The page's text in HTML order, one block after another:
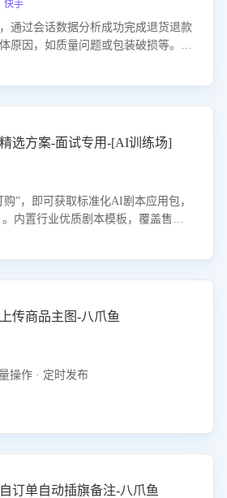
手
通过会话数据分析成功完成退货退款
原因，如质量问题或包装破损等。结
售后效率。
选方案-面试专用-[AI训练场]
”，即可获取标准化AI剧本应用包，
内置行业优质剧本模板，覆盖售前
快速启动智能客服训练
传商品主图-八爪鱼
操作 · 定时发布
订单自动插旗备注-八爪鱼